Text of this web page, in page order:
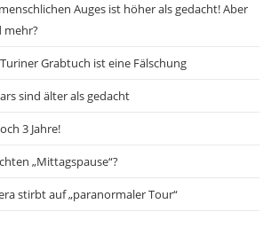
Auges ist höher als gedacht! Aber
mehr?
Grabtuch ist eine Fälschung
sind älter als gedacht
3 Jahre!
„Mittagspause“?
stirbt auf „paranormaler Tour“